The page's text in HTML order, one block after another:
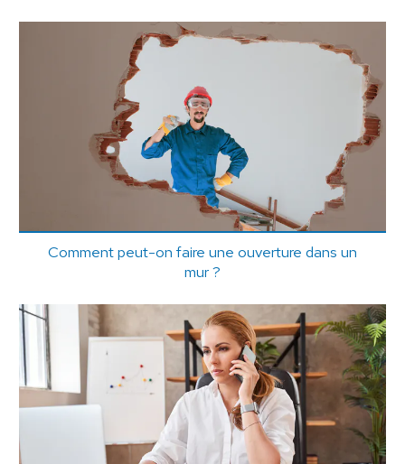
Comment peut-on faire une ouverture dans un
mur ?